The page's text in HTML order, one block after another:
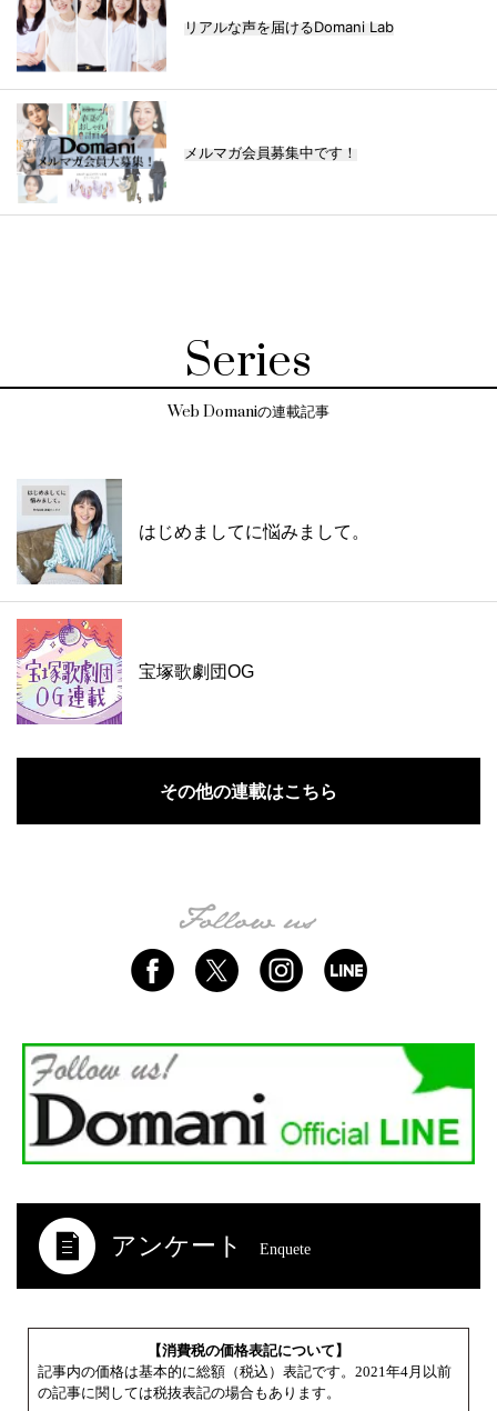
リアルな声を届けるDomani Lab
メルマガ会員募集中です！
Series
Web Domaniの連載記事
はじめましてに悩みまして。
宝塚歌劇団OG
その他の連載はこちら
アンケート Enquete
【消費税の価格表記について】
記事内の価格は基本的に総額（税込）表記です。2021年4月以前
の記事に関しては税抜表記の場合もあります。